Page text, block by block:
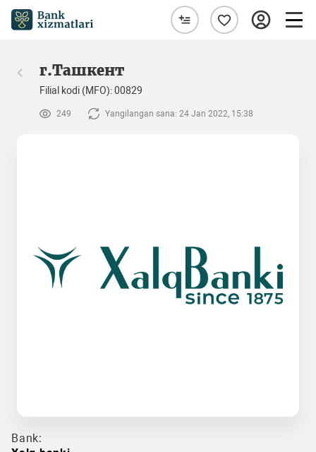
г.Ташкент
Filial kodi (MFO): 00829
249 Yangilangan sana: 24 Jan 2022, 15:38
Bank: